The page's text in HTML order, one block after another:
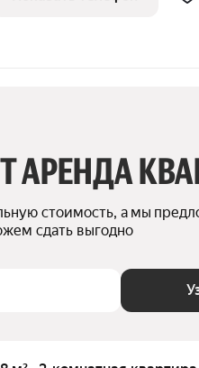
АРЕНДА
стоимость, а мы
сдать выгодно